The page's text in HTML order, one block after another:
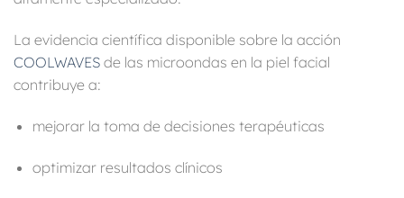
La evidencia científica disponible sobre la acción
COOLWAVES de las microondas en la piel facial
contribuye a:
mejorar la toma de decisiones terapéuticas
optimizar resultados clínicos